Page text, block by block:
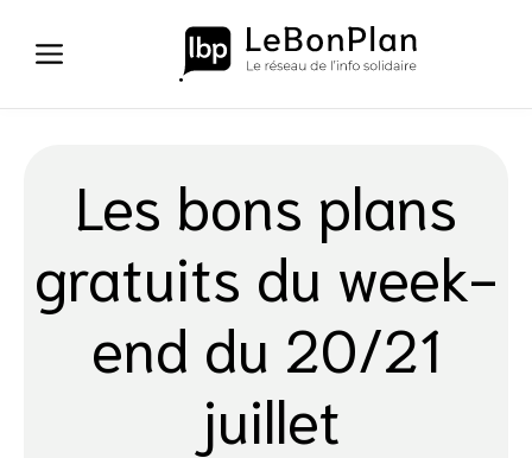
contenu
Les bons plans
gratuits du week-
end du 20/21
juillet